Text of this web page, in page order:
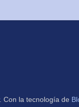
. Con la tecnología de